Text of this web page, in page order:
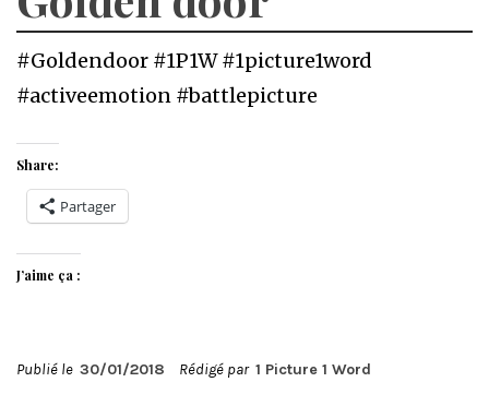
#Goldendoor #1P1W #1picture1word
#activeemotion #battlepicture
Share:
Partager
J’aime ça :
Publié le 30/01/2018 Rédigé par 1 Picture 1 Word